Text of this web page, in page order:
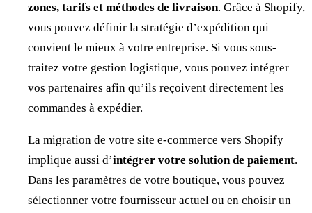
zones, tarifs et méthodes de livraison. Grâce à Shopify,
vous pouvez définir la stratégie d’expédition qui
convient le mieux à votre entreprise. Si vous sous-
traitez votre gestion logistique, vous pouvez intégrer
vos partenaires afin qu’ils reçoivent directement les
commandes à expédier.
La migration de votre site e-commerce vers Shopify
implique aussi d’intégrer votre solution de paiement.
Dans les paramètres de votre boutique, vous pouvez
sélectionner votre fournisseur actuel ou en choisir un